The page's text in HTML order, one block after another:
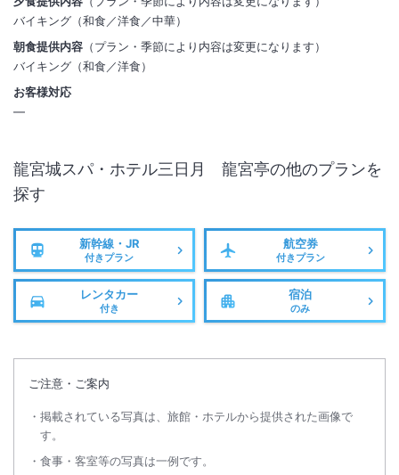
日のチェックアウト後のスパ施設利用は別料金となります。
・大人２名から受入可能となります。大人１名と子供１名の場合は大人
２名料金となりますので、大人２名にてお申込みください。
・無料送迎バス（木更津駅・金田バスターミナル）定時運行しておりま
す。詳細は施設ホームページにてご確認ください。
「お祭りランド」内のキッズガーデンがリニューアルし、「ネオりゅう
ぐうじょう～ギャラクシーガーデン～」７月１１日（土）オープンいた
しました。
施設名：ネオりゅうぐうじょう～ギャラクシーガーデン～
場所： 龍宮城スパホテル三日月 お祭りランド内
営業時間：10時00分～18時00分（最終入場17時30分）
入場料：子ども（1～12歳まで）
平日30分900円・60分1,100円
平日30分900円・60分1,000円
延長10分300円
※１８才以上の大人１名同伴でお子様3名まで入場できます。
バイキング（和食／洋食／中華）
朝食提供内容 （プラン・季節により内容は変更になります）
バイキング（和食／洋食）
お客様対応
―
龍宮城スパ・ホテル三日月 龍宮亭の他のプランを
探す
新幹線・JR
付きプラン
航空券
付きプラン
レンタカー
付き
宿泊
のみ
ご注意・ご案内
掲載されている写真は、旅館・ホテルから提供された画像で
す。
食事・客室等の写真は一例です。